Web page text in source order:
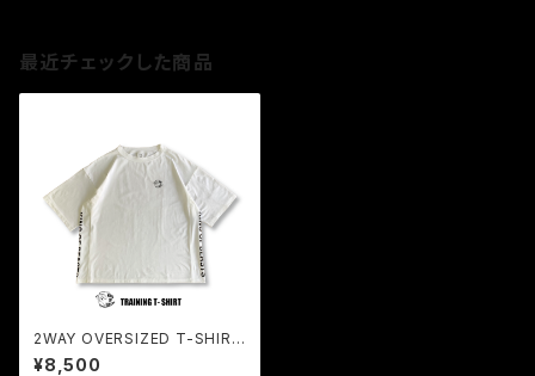
最近チェックした商品
2WAY OVERSIZED T-SHIRT
(WHITE)
¥8,500